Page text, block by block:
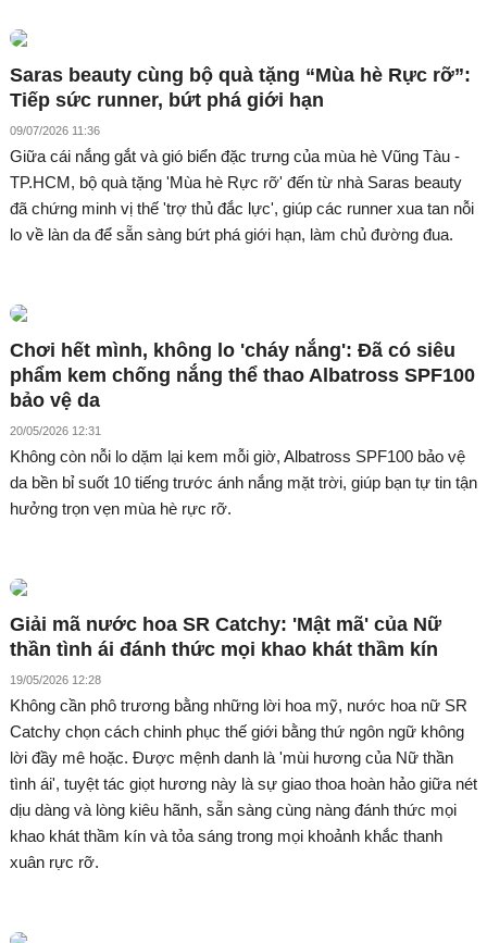
Saras beauty cùng bộ quà tặng “Mùa hè Rực rỡ”:
Tiếp sức runner, bứt phá giới hạn
09/07/2026 11:36
Giữa cái nắng gắt và gió biển đặc trưng của mùa hè Vũng Tàu -
TP.HCM, bộ quà tặng 'Mùa hè Rực rỡ' đến từ nhà Saras beauty
đã chứng minh vị thế 'trợ thủ đắc lực', giúp các runner xua tan nỗi
lo về làn da để sẵn sàng bứt phá giới hạn, làm chủ đường đua.
Chơi hết mình, không lo 'cháy nắng': Đã có siêu
phẩm kem chống nắng thể thao Albatross SPF100
bảo vệ da
20/05/2026 12:31
Không còn nỗi lo dặm lại kem mỗi giờ, Albatross SPF100 bảo vệ
da bền bỉ suốt 10 tiếng trước ánh nắng mặt trời, giúp bạn tự tin tận
hưởng trọn vẹn mùa hè rực rỡ.
Giải mã nước hoa SR Catchy: 'Mật mã' của Nữ
thần tình ái đánh thức mọi khao khát thầm kín
19/05/2026 12:28
Không cần phô trương bằng những lời hoa mỹ, nước hoa nữ SR
Catchy chọn cách chinh phục thế giới bằng thứ ngôn ngữ không
lời đầy mê hoặc. Được mệnh danh là 'mùi hương của Nữ thần
tình ái', tuyệt tác giọt hương này là sự giao thoa hoàn hảo giữa nét
dịu dàng và lòng kiêu hãnh, sẵn sàng cùng nàng đánh thức mọi
khao khát thầm kín và tỏa sáng trong mọi khoảnh khắc thanh
xuân rực rỡ.